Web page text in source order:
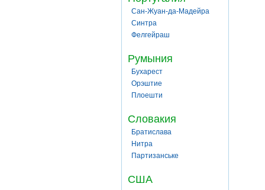
Сан-Жуан-да-Мадейра
Синтра
Фелгейраш
Румыния
Бухарест
Орэштие
Плоешти
Словакия
Братислава
Нитра
Партизанське
США